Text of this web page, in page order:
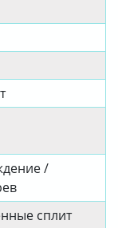
/
сплит